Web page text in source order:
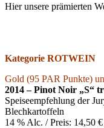
Hier unsere prämierten
Kategorie ROTWEIN
Gold (95 PAR Punkte)
2014 – Pinot Noir „S“
Speiseempfehlung der
Blechkartoffeln
14 % Alc. / Preis: 14,50 €